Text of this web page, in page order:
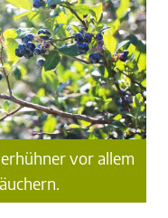
vor allem